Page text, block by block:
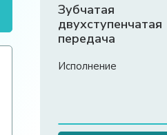
Зубчатая
двухступенчатая
передача
Исполнение